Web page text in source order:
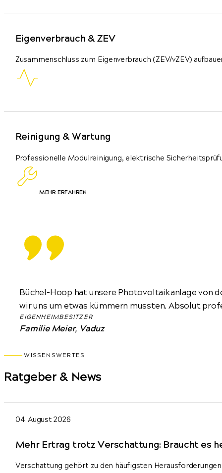
Eigenverbrauch & ZEV
Zusammenschluss zum Eigenverbrauch (ZEV/vZEV)
Reinigung & Wartung
Professionelle Modulreinigung, elektrische
MEHR ERFAHREN
Büchel-Hoop hat unsere Photovoltaikanlage von
wir uns um etwas kümmern mussten. Absolut
EIGENHEIMBESITZER
Familie Meier, Vaduz
Ratgeber & News
WISSENSWERTES
04. August 2026
Mehr Ertrag trotz Verschattung: Braucht es
Verschattung gehört zu den häufigsten